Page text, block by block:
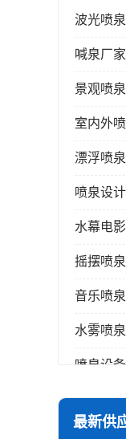
波光喷泉
喊泉厂家
景观喷
室内外
漂浮喷泉
喷泉设
水幕电影
摇摆喷泉
音乐喷泉
水雾喷泉
喷泉设
数字水幕
最新供